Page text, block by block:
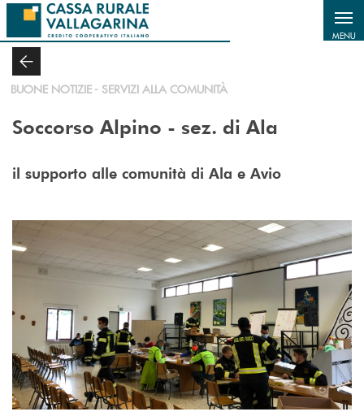
Salta al contenuto principale
MENU
BUONE NOTIZIE - SERVIZI ALLA COMUNITÀ
Soccorso Alpino - sez. di Ala
il supporto alle comunità di Ala e Avio